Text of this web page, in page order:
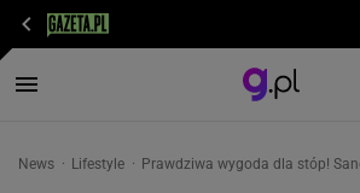
News Lifestyle Prawdziwa wygoda dla stóp!